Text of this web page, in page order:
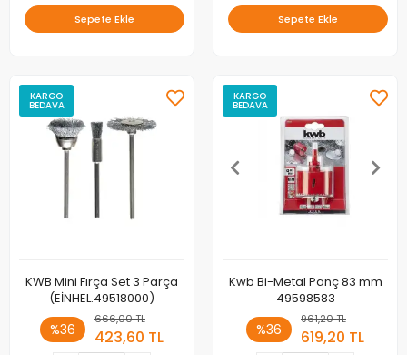
Sepete Ekle Sepete Ekle
KARGO
BEDAVA
KWB Mini Fırça Set 3 Parça
(EİNHEL.49518000)
%36
666,00 TL
423,60 TL
KARGO
BEDAVA
Kwb Bi-Metal Panç 83 mm
49598583
%36
961,20 TL
619,20 TL